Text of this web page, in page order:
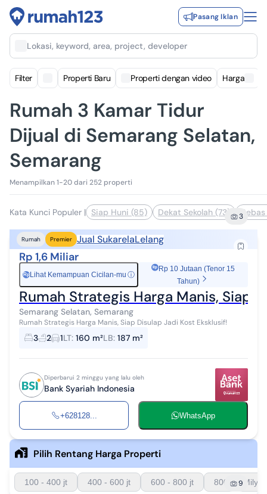
Pasang Iklan
Lokasi, keyword, area, project, developer
Filter Properti Baru Properti dengan video Harga
Rumah 3 Kamar Tidur
Dijual di Semarang Selatan,
Semarang
Menampilkan 1-20 dari 252 properti
Kata Kunci Populer | Siap Huni (85) Dekat Sekolah (73) 3
Rumah Premier Jual SukarelaLelang
Rp 1,6 Miliar
Rp Lihat Kemampuan Cicilan-mu ⓘ
Rp 10 Jutaan (Tenor 15
Tahun)
Rumah Strategis Harga Manis, Siap
Semarang Selatan, Semarang
Rumah Strategis Harga Manis, Siap Disulap Jadi Kost Eksklusif!
3 2 1LT: 160 m²LB: 187 m²
Diperbarui 2 minggu yang lalu oleh
Bank Syariah Indonesia
+628128... WhatsApp
Pilih Rentang Harga Properti
100 - 400 jt 400 - 600 jt 600 - 800 jt 800 - 1 Milyar
9